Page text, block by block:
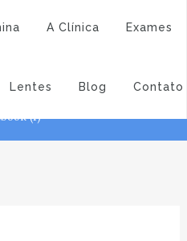
A Clínica Exames
Lentes Blog Contato
Principais perguntas
(1)